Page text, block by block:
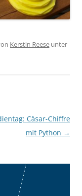
Kerstin Reese unter
Cäsar-Chiffre
mit Python →